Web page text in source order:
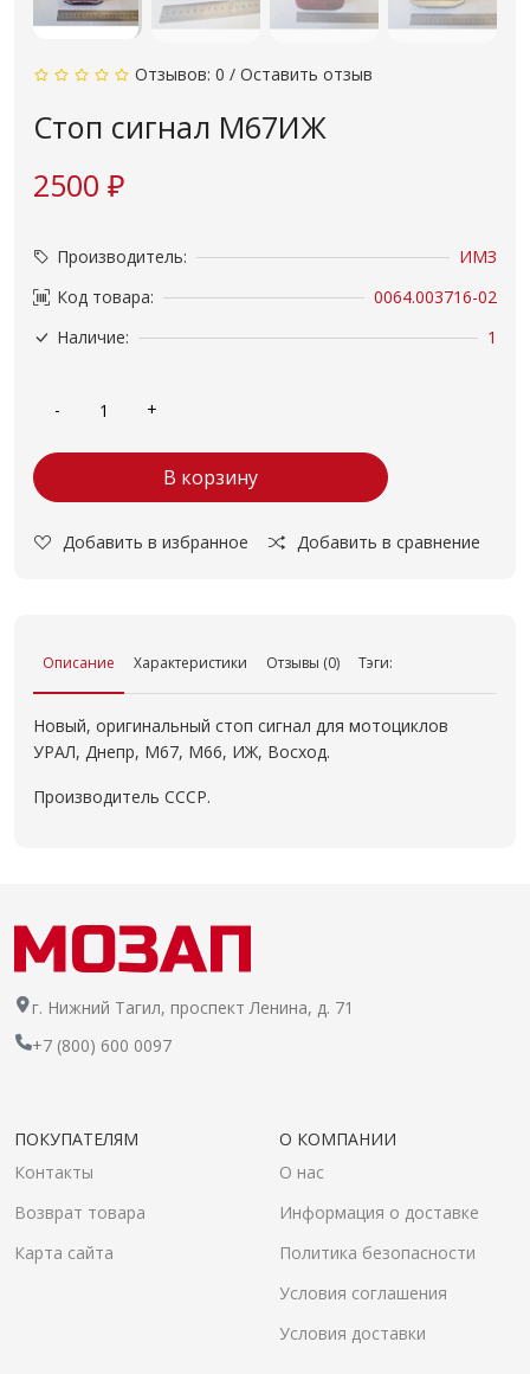
Отзывов: 0 / Оставить отзыв
Стоп сигнал М67ИЖ
2500 ₽
Производитель:
ИМЗ
Код товара:
0064.003716-02
Наличие:
1
В корзину
Добавить в избранное Добавить в сравнение
Описание Характеристики Отзывы (0) Тэги:
Новый, оригинальный стоп сигнал для мотоциклов
УРАЛ, Днепр, М67, М66, ИЖ, Восход.
Производитель СССР.
г. Нижний Тагил, проспект Ленина, д. 71
+7 (800) 600 0097
ПОКУПАТЕЛЯМ
Контакты
Возврат товара
Карта сайта
О КОМПАНИИ
О нас
Информация о доставке
Политика безопасности
Условия соглашения
Условия доставки